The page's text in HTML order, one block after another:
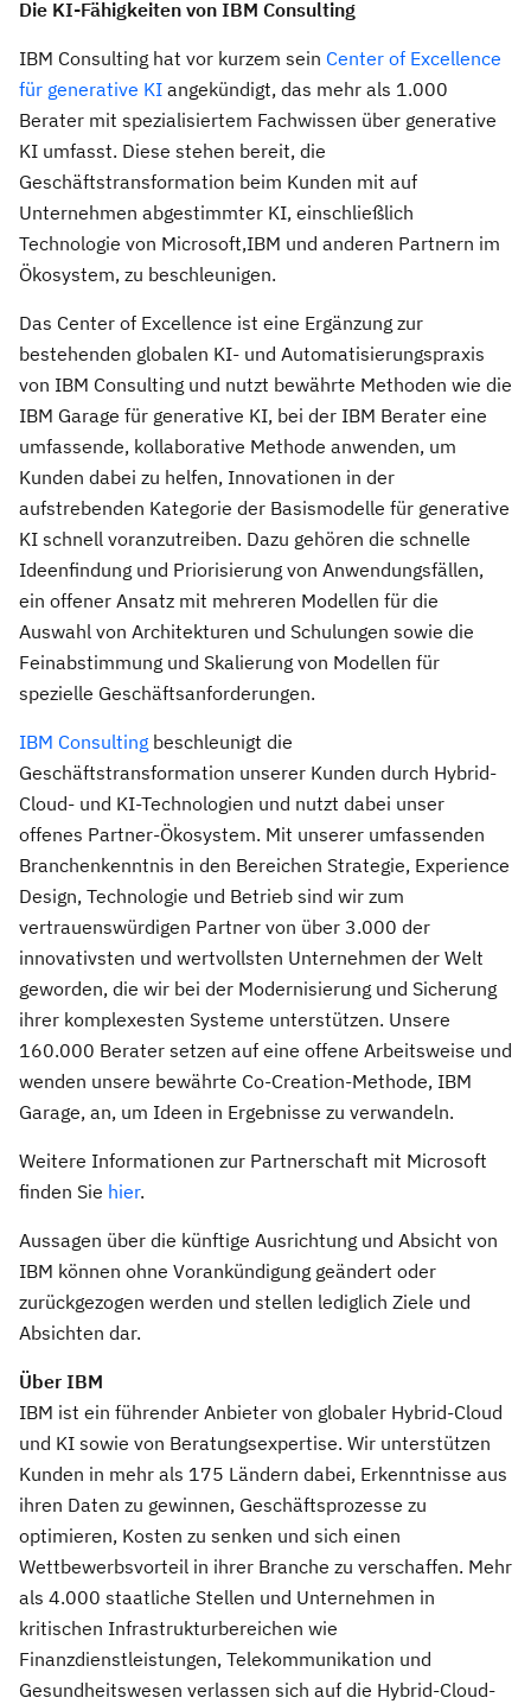
Die KI-Fähigkeiten von IBM Consulting
IBM Consulting hat vor kurzem sein Center of Excellence
für generative KI angekündigt, das mehr als 1.000
Berater mit spezialisiertem Fachwissen über generative
KI umfasst. Diese stehen bereit, die
Geschäftstransformation beim Kunden mit auf
Unternehmen abgestimmter KI, einschließlich
Technologie von Microsoft,IBM und anderen Partnern im
Ökosystem, zu beschleunigen.
Das Center of Excellence ist eine Ergänzung zur
bestehenden globalen KI- und Automatisierungspraxis
von IBM Consulting und nutzt bewährte Methoden wie die
IBM Garage für generative KI, bei der IBM Berater eine
umfassende, kollaborative Methode anwenden, um
Kunden dabei zu helfen, Innovationen in der
aufstrebenden Kategorie der Basismodelle für generative
KI schnell voranzutreiben. Dazu gehören die schnelle
Ideenfindung und Priorisierung von Anwendungsfällen,
ein offener Ansatz mit mehreren Modellen für die
Auswahl von Architekturen und Schulungen sowie die
Feinabstimmung und Skalierung von Modellen für
spezielle Geschäftsanforderungen.
IBM Consulting beschleunigt die
Geschäftstransformation unserer Kunden durch Hybrid-
Cloud- und KI-Technologien und nutzt dabei unser
offenes Partner-Ökosystem. Mit unserer umfassenden
Branchenkenntnis in den Bereichen Strategie, Experience
Design, Technologie und Betrieb sind wir zum
vertrauenswürdigen Partner von über 3.000 der
innovativsten und wertvollsten Unternehmen der Welt
geworden, die wir bei der Modernisierung und Sicherung
ihrer komplexesten Systeme unterstützen. Unsere
160.000 Berater setzen auf eine offene Arbeitsweise und
wenden unsere bewährte Co-Creation-Methode, IBM
Garage, an, um Ideen in Ergebnisse zu verwandeln.
Weitere Informationen zur Partnerschaft mit Microsoft
finden Sie hier.
Aussagen über die künftige Ausrichtung und Absicht von
IBM können ohne Vorankündigung geändert oder
zurückgezogen werden und stellen lediglich Ziele und
Absichten dar.
Über IBM
IBM ist ein führender Anbieter von globaler Hybrid-Cloud
und KI sowie von Beratungsexpertise. Wir unterstützen
Kunden in mehr als 175 Ländern dabei, Erkenntnisse aus
ihren Daten zu gewinnen, Geschäftsprozesse zu
optimieren, Kosten zu senken und sich einen
Wettbewerbsvorteil in ihrer Branche zu verschaffen. Mehr
als 4.000 staatliche Stellen und Unternehmen in
kritischen Infrastrukturbereichen wie
Finanzdienstleistungen, Telekommunikation und
Gesundheitswesen verlassen sich auf die Hybrid-Cloud-